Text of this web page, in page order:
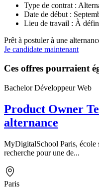
Type de contrat :
Date de début :
Lieu de travail : À
Prêt à postuler à une
Je candidate maintenant
Ces offres pourraient
Bachelor Développeur Web
Product Owner
alternance
MyDigitalSchool Paris, école
recherche pour une de...
Paris